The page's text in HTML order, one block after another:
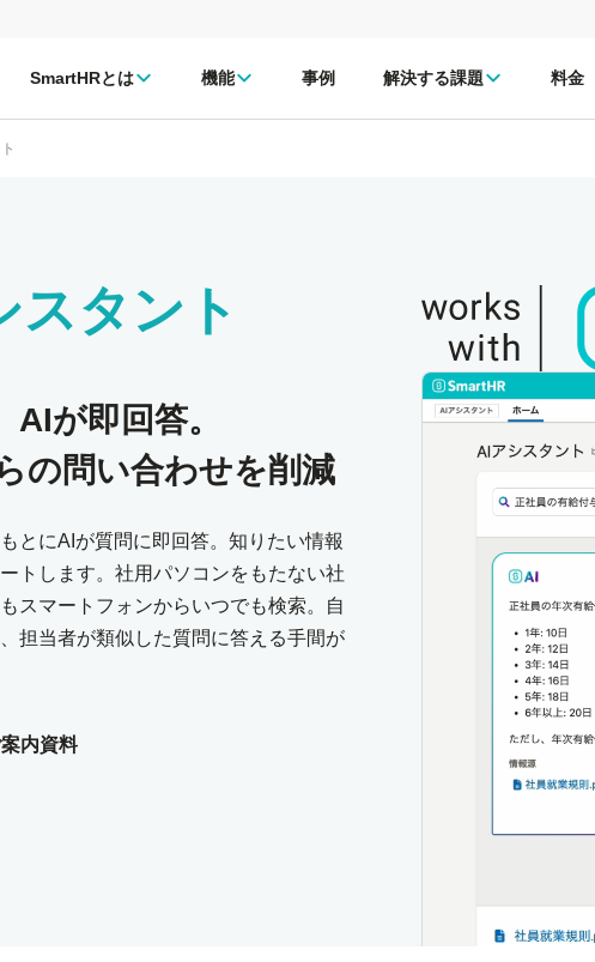
SmartHRとは 機能 事例 解決する課題 料金
スタント
が即回答。
の問い合わせを削減
とにAIが質問に即回答。知りたい情報
トします。社用パソコンをもたない社
スマートフォンからいつでも検索。自
担当者が類似した質問に答える手間が
内資料